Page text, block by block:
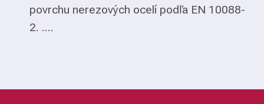
povrchu nerezových ocelí podľa EN 10088-
2. ....